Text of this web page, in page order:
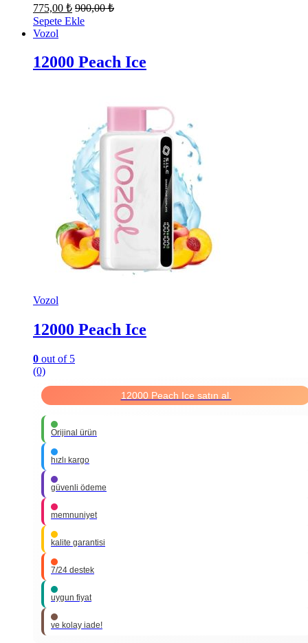
775,00 ₺ 900,00₺
Sepete Ekle
Vozol
12000 Peach Ice
Vozol
12000 Peach Ice
0 out of 5
(0)
12000 Peach Ice satın al.
Orijinal ürün
hızlı kargo
güvenli ödeme
memnuniyet
kalite garantisi
7/24 destek
uygun fiyat
ve kolay iade!